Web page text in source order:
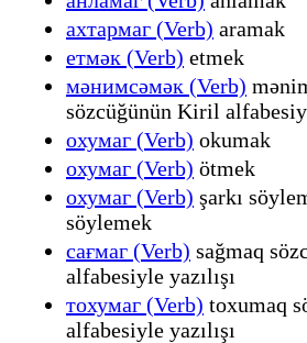
ахтармаг (Verb) aramak
етмәк (Verb) etmek
мәнимсәмәк (Verb)
sözcüğünün Kiril
охумаг (Verb) okumak
охумаг (Verb) ötmek
охумаг (Verb) şarkı
söylemek
сағмаг (Verb) sağmaq
alfabesiyle yazılışı
тохумаг (Verb) toxumaq
alfabesiyle yazılışı